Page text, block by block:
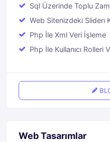
Python En Çok
Sql Üzerinde Toplu Zam
Web Sitenizdeki Sliderı
Youtube Videosu
Php İle Xml Veri İşleme
Web Tasarımlar